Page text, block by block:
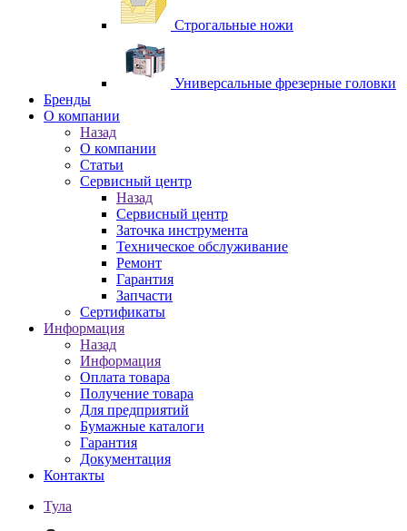
Строгальные ножи
Универсальные фрезерные головки
Бренды
O компании
Назад
O компании
Статьи
Сервисный центр
Назад
Сервисный центр
Заточка инструмента
Техническое обслуживание
Ремонт
Гарантия
Запчасти
Сертификаты
Информация
Назад
Информация
Оплата товара
Получение товара
Для предприятий
Бумажные каталоги
Гарантия
Документация
Контакты
Тула